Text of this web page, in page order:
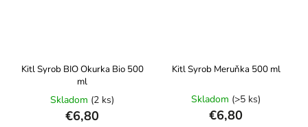
Kitl Syrob BIO Okurka Bio 500
ml
Skladom (2 ks)
€6,80
Kitl Syrob Meruňka 500 ml
Skladom (>5 ks)
€6,80